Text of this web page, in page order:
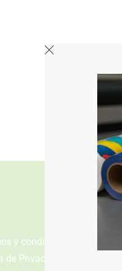
y condiciones
de Privacidad